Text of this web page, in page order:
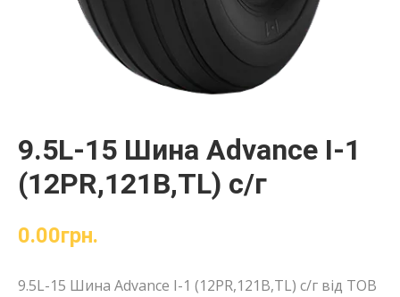
9.5L-15 Шина Advance I-1
(12PR,121B,TL) с/г
0.00грн.
9.5L-15 Шина Advance I-1 (12PR,121B,TL) с/г від ТОВ